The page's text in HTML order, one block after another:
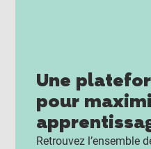
Une
pour
Retrouvez l’ensemble